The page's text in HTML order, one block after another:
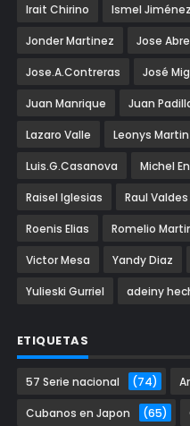
Irait Chirino Ismel Jiménez
Jonder Martinez Jose
Jose.A.Contreras José
Juan Manrique Juan
Lazaro Valle Leonys Martin
Luis.G.Casanova Michel
Raisel Iglesias Raul Valdes
Roenis Elias Romelio
Victor Mesa Yandy Diaz
Yulieski Gurriel adeiny
ETIQUETAS
57 Serie nacional (74)
Cubanos en Japon (65)